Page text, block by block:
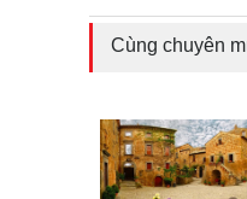
Cùng chuyên